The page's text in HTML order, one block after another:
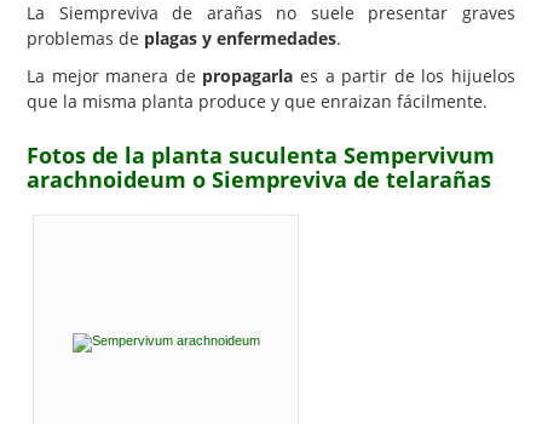
La Siempreviva de arañas no suele presentar graves
problemas de plagas y enfermedades.
La mejor manera de propagarla es a partir de los hijuelos
que la misma planta produce y que enraizan fácilmente.
Fotos de la planta suculenta Sempervivum
arachnoideum o Siempreviva de telarañas